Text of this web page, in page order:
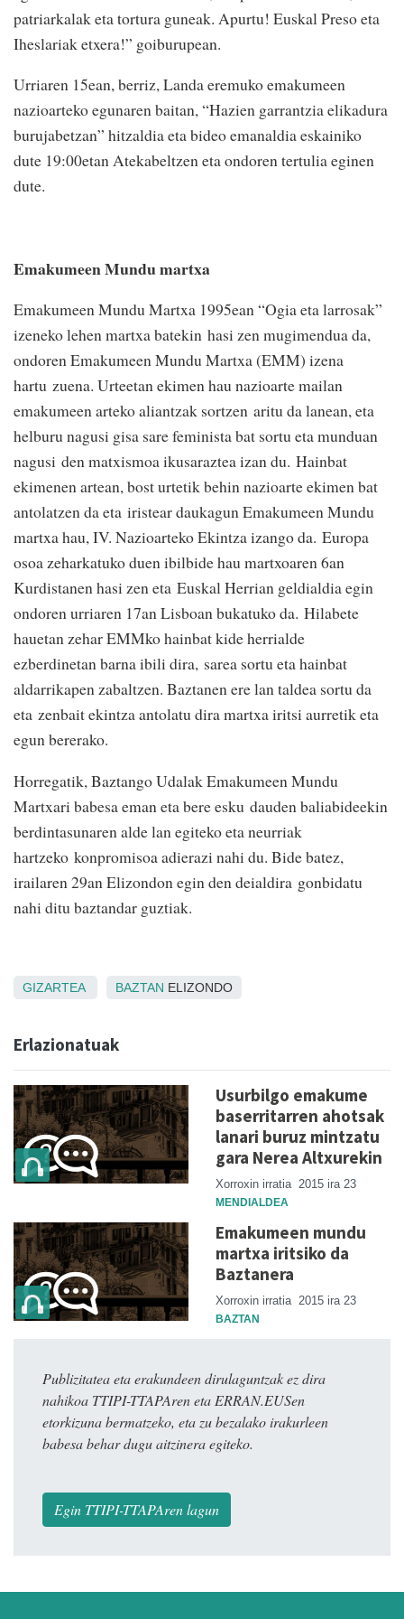
patriarkalak eta tortura guneak. Apurtu! Euskal Preso eta
Iheslariak etxera!” goiburupean.
Urriaren 15ean, berriz, Landa eremuko emakumeen
nazioarteko egunaren baitan, “Hazien garrantzia elikadura
burujabetzan” hitzaldia eta bideo emanaldia eskainiko
dute 19:00etan Atekabeltzen eta ondoren tertulia eginen
dute.
Emakumeen Mundu martxa
Emakumeen Mundu Martxa 1995ean “Ogia eta larrosak”
izeneko lehen martxa batekin hasi zen mugimendua da,
ondoren Emakumeen Mundu Martxa (EMM) izena
hartu zuena. Urteetan ekimen hau nazioarte mailan
emakumeen arteko aliantzak sortzen aritu da lanean, eta
helburu nagusi gisa sare feminista bat sortu eta munduan
nagusi den matxismoa ikusaraztea izan du. Hainbat
ekimenen artean, bost urtetik behin nazioarte ekimen bat
antolatzen da eta iristear daukagun Emakumeen Mundu
martxa hau, IV. Nazioarteko Ekintza izango da. Europa
osoa zeharkatuko duen ibilbide hau martxoaren 6an
Kurdistanen hasi zen eta Euskal Herrian geldialdia egin
ondoren urriaren 17an Lisboan bukatuko da. Hilabete
hauetan zehar EMMko hainbat kide herrialde
ezberdinetan barna ibili dira, sarea sortu eta hainbat
aldarrikapen zabaltzen. Baztanen ere lan taldea sortu da
eta zenbait ekintza antolatu dira martxa iritsi aurretik eta
egun bererako.
Horregatik, Baztango Udalak Emakumeen Mundu
Martxari babesa eman eta bere esku dauden baliabideekin
berdintasunaren alde lan egiteko eta neurriak
hartzeko konpromisoa adierazi nahi du. Bide batez,
irailaren 29an Elizondon egin den deialdira gonbidatu
nahi ditu baztandar guztiak.
GIZARTEA BAZTAN ELIZONDO
Erlazionatuak
Usurbilgo emakume
baserritarren ahotsak
lanari buruz mintzatu
gara Nerea Altxurekin
Xorroxin irratia 2015 ira 23
MENDIALDEA
Emakumeen mundu
martxa iritsiko da
Baztanera
Xorroxin irratia 2015 ira 23
BAZTAN
Publizitatea eta erakundeen dirulaguntzak ez dira
nahikoa TTIPI-TTAPAren eta ERRAN.EUSen
etorkizuna bermatzeko, eta zu bezalako irakurleen
babesa behar dugu aitzinera egiteko.
Egin TTIPI-TTAPAren lagun